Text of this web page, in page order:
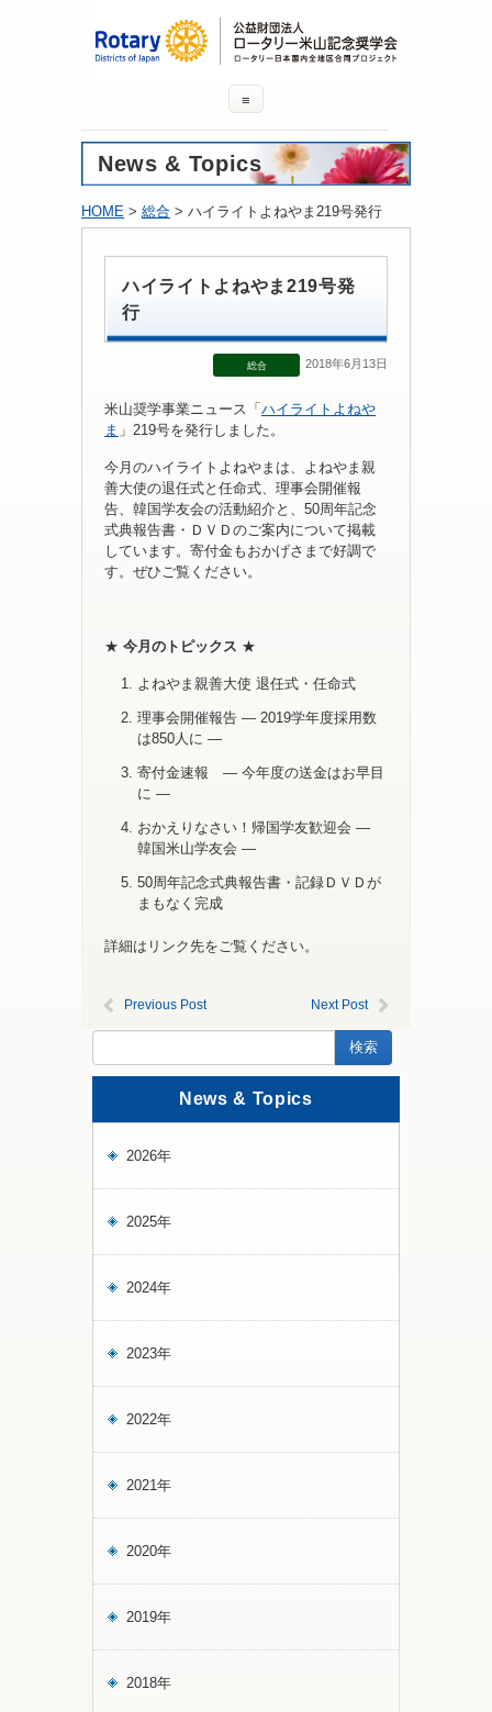
≡
News & Topics
HOME > 総合 > ハイライトよねやま219号発行
ハイライトよねやま219号発
行
総合 2018年6月13日
米山奨学事業ニュース「 ハイライトよねや
ま 」219号を発行しました。
今月のハイライトよねやまは、よねやま親
善大使の退任式と任命式、理事会開催報
告、韓国学友会の活動紹介と、50周年記念
式典報告書・ＤＶＤのご案内について掲載
しています。寄付金もおかげさまで好調で
す。ぜひご覧ください。
★ 今月のトピックス ★
よねやま親善大使 退任式・任命式
理事会開催報告 ― 2019学年度採用数
は850人に ―
寄付金速報 ― 今年度の送金はお早目
に ―
おかえりなさい！帰国学友歓迎会 ―
韓国米山学友会 ―
50周年記念式典報告書・記録ＤＶＤが
まもなく完成
詳細はリンク先をご覧ください。
Previous Post Next Post
News & Topics
2026年
2025年
2024年
2023年
2022年
2021年
2020年
2019年
2018年